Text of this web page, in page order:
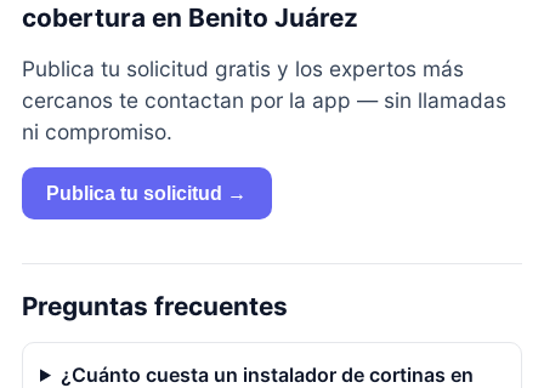
cobertura en Benito Juárez
Publica tu solicitud gratis y los expertos más
cercanos te contactan por la app — sin llamadas
ni compromiso.
Publica tu solicitud →
Preguntas frecuentes
¿Cuánto cuesta un instalador de cortinas en